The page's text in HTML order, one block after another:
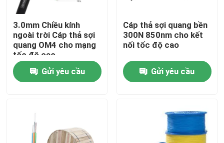
Sản phẩm
3.0mm Chiều kính
ngoài trời Cáp thả sợi
quang OM4 cho mạng
tốc độ cao
Gửi yêu cầu
Cáp thả sợi quang bền
300N 850nm cho kết
nối tốc độ cao
Gửi yêu cầu